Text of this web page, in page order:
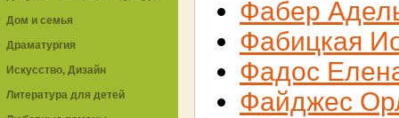
Фабер
Фабицкая
Фадос
Файджес
Дом и семья
Драматургия
Искусство, Дизайн
Литература для детей